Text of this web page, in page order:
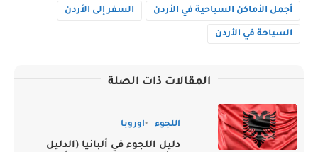
أجمل الأماكن السياحية في الأردن السفر إلى الأردن
السياحة في الأردن
المقالات ذات الصلة
اللجوء اوروبا
دليل اللجوء في ألبانيا (الدليل